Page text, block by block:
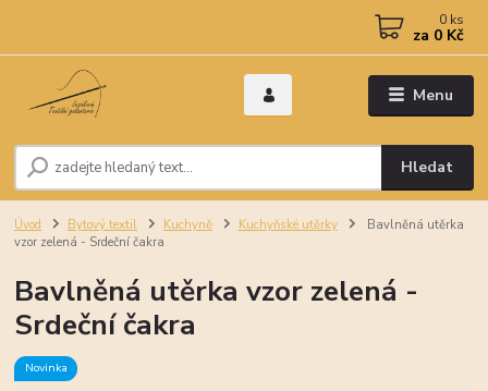
Menu
Hledat
0 ks
za 0 Kč
Úvod Bytový textil Kuchyně Kuchyňské utěrky
Bavlněná utěrka
vzor zelená - Srdeční čakra
Bavlněná utěrka vzor zelená -
Srdeční čakra
Novinka